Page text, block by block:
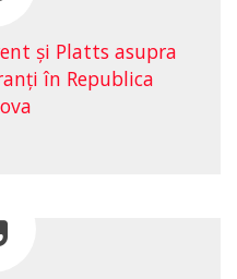
și Platts asupra
în Republica